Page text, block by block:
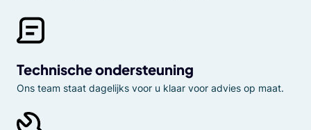
Technische ondersteuning
Ons team staat dagelijks voor u klaar voor advies op maat.